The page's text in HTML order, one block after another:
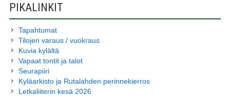
SIVUPALKKI
PIKALINKIT
Tapahtumat
Tilojen varaus / vuokraus
Kuvia kylältä
Vapaat tontit ja talot
Seurapiiri
Kyläarkisto ja Rutalahden perinnekierros
Letkaliiterin kesä 2026